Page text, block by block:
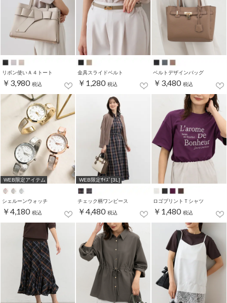
リボン使いＡ４トート
￥3,980 税込
金具スライドベルト
￥1,280 税込
ベルトデザインバッグ
￥3,480 税込
WEB限定アイテム
シェルーンウォッチ
￥4,180 税込
WEB限定ｻｲｽﾞ[3L]
チェック柄ワンピース
￥4,480 税込
ロゴプリントＴシャツ
￥1,480 税込